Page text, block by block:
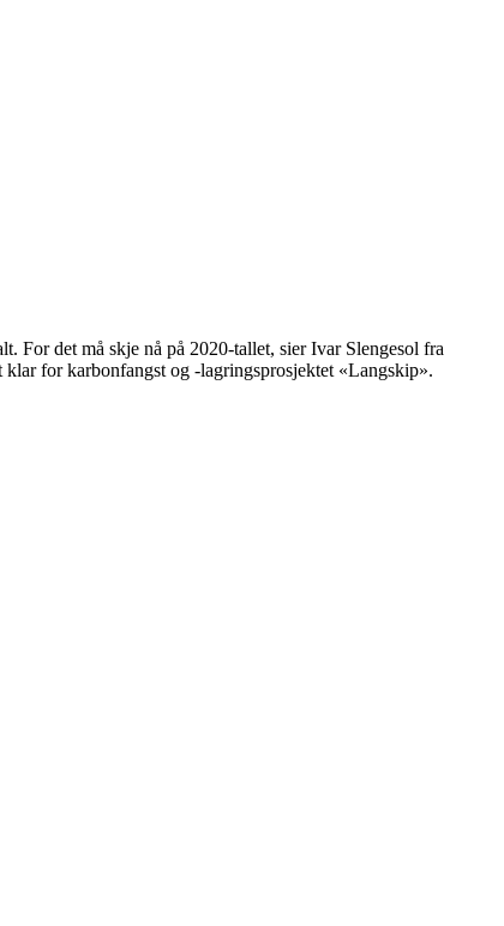
For det må skje nå på 2020-tallet, sier Ivar Slengesol fra
for karbonfangst og -lagringsprosjektet «Langskip».